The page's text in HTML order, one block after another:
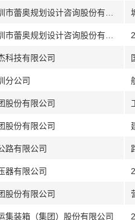
科技有限公司
分公司
股份有限公司
股份有限公司
路有限公司
器有限公司
股份有限公司
集装箱（集团）股份有限公司